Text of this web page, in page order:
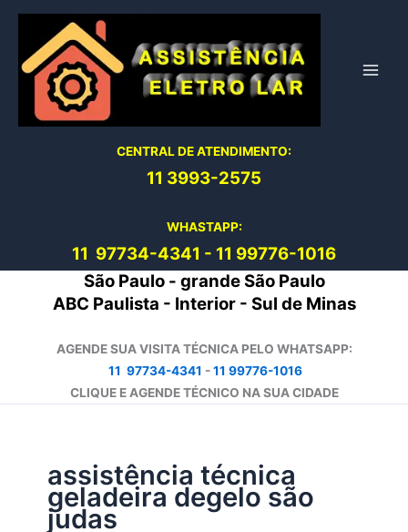
conteúdo
CENTRAL DE ATENDIMENTO:
11 3993-2575
WHASTAPP:
11 97734-4341 - 11 99776-1016
São Paulo - grande São Paulo
ABC Paulista - Interior - Sul de Minas
AGENDE SUA VISITA TÉCNICA PELO WHATSAPP:
11 97734-4341 -11 99776-1016
CLIQUE E AGENDE TÉCNICO NA SUA CIDADE
assistência técnica
geladeira degelo são
judas